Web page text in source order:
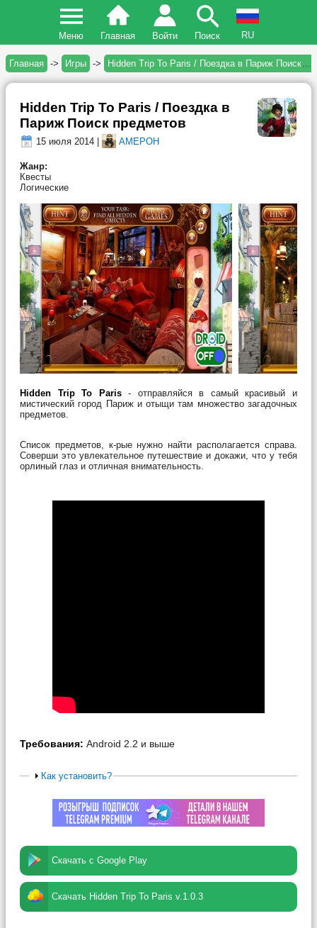
Меню Главная Войти Поиск RU
Главная -> Игры -> Hidden Trip To Paris / Поездка в Париж Поиск предметов
Hidden Trip To Paris / Поездка в
Париж Поиск предметов
15 июля 2014 | AMEPOH
Жанр:
Квесты
Логические
Hidden Trip To Paris- отправляйся в самый красивый и
мистический город Париж и отыщи там множество загадочных
предметов.
Список предметов, к-рые нужно найти располагается справа.
Соверши это увлекательное путешествие и докажи, что у тебя
орлиный глаз и отличная внимательность.
Требования: Android 2.2 и выше
Как установить?
Скачать с Google Play
Скачать Hidden Trip To Paris v.1.0.3